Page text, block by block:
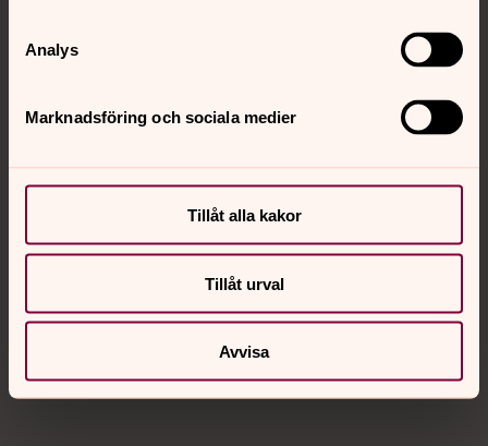
Analys
Marknadsföring och sociala medier
Tillåt alla kakor
Tillåt urval
Avvisa
Kontakt
Kalender